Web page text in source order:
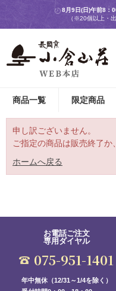
8月9日(日)午前8：
（※20個以上・
商品一覧 限定商品
申し訳ございません。
ご指定の商品は販売終了か
ホームへ戻る
お電話ご注文
専用ダイヤル
075-951-1401
年中無休（12/31～1/4を除く）